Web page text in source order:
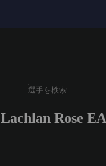
3文字以上の
Lachlan Rose